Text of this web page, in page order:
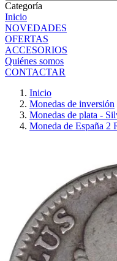
Categoría
Inicio
NOVEDADES
OFERTAS
ACCESORIOS
Quiénes somos
CONTACTAR
Inicio
Monedas de inversión
Monedas de plata -
Moneda de España 2